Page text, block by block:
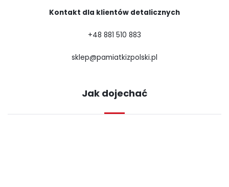
Kontakt dla klientów detalicznych
+48 881 510 883
sklep@pamiatkizpolski.pl
Jak dojechać